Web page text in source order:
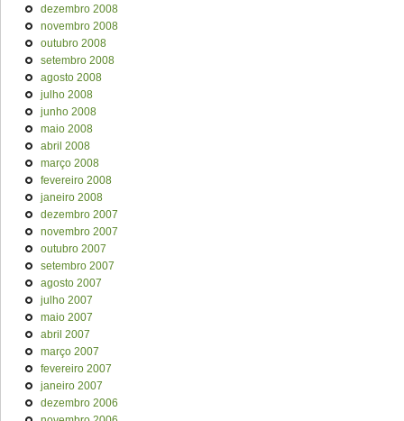
dezembro 2008
novembro 2008
outubro 2008
setembro 2008
agosto 2008
julho 2008
junho 2008
maio 2008
abril 2008
março 2008
fevereiro 2008
janeiro 2008
dezembro 2007
novembro 2007
outubro 2007
setembro 2007
agosto 2007
julho 2007
maio 2007
abril 2007
março 2007
fevereiro 2007
janeiro 2007
dezembro 2006